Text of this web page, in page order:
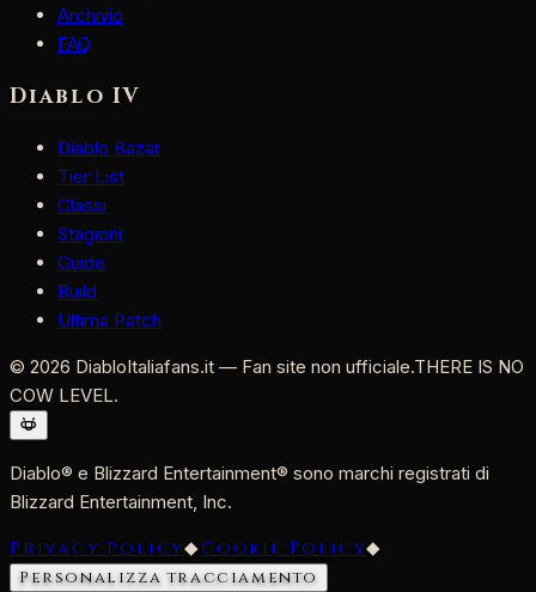
Archivio
FAQ
Diablo IV
Diablo Bazar
Tier List
Classi
Stagioni
Guide
Build
Ultima Patch
© 2026 DiabloItaliafans.it — Fan site non ufficiale.THERE IS NO
COW LEVEL.
Diablo® e Blizzard Entertainment® sono marchi registrati di
Blizzard Entertainment, Inc.
Privacy Policy◆Cookie Policy◆
Personalizza tracciamento